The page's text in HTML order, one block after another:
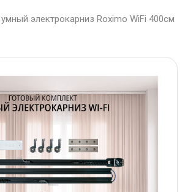
электрокарниз Roximo WiFi 400см